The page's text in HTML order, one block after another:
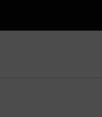
mit Suchwort